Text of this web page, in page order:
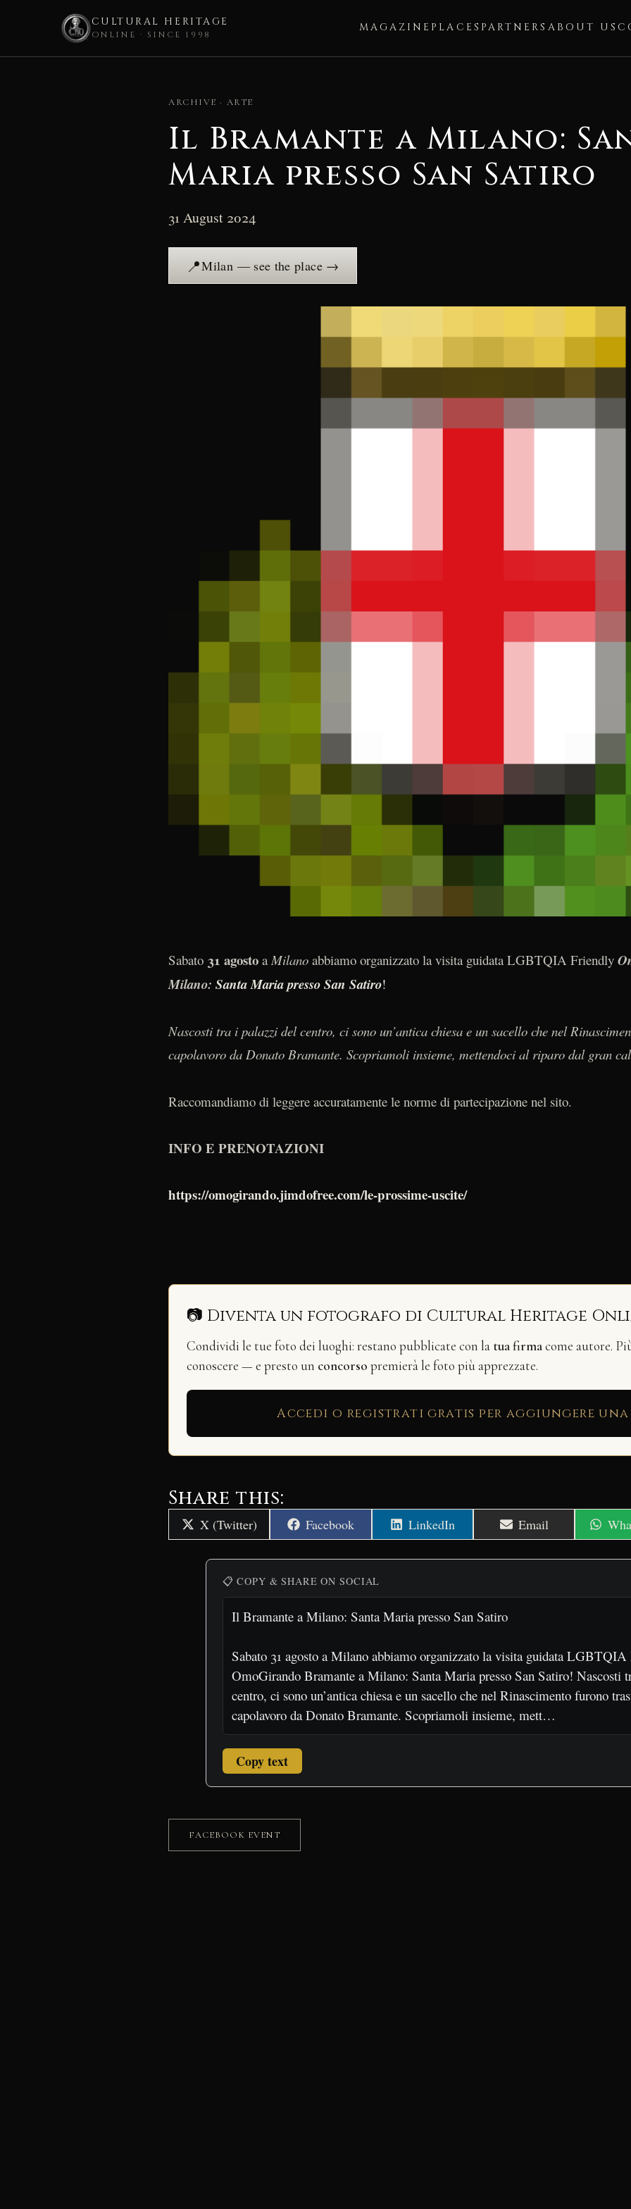
CULTURAL HERITAGE
ONLINE · SINCE 1998
MAGAZINE PLACES PARTNERS ABOUT US
ARCHIVE · ARTE
Il Bramante a Milano:
Maria presso San Satiro
31 August 2024
📍Milan — see the place →
Sabato 31 agosto a Milano abbiamo organizzato la visita guidata LGBTQIA Friendly
Milano: Santa Maria presso San Satiro!
Nascosti tra i palazzi del centro, ci sono un’antica chiesa e un sacello che nel
capolavoro da Donato Bramante. Scopriamoli insieme, mettendoci al riparo dal gran
Raccomandiamo di leggere accuratamente le norme di partecipazione nel sito.
INFO E PRENOTAZIONI
https://omogirando.jimdofree.com/le-prossime-uscite/
📷 Diventa un fotografo di Cultural Heritage
Condividi le tue foto dei luoghi: restano pubblicate con la tua firmacome autore.
conoscere — e presto un concorso premierà le foto più apprezzate.
Accedi o registrati gratis per aggiungere
Share this:
Share
on
X (Twitter) Share
on
Facebook Share
on
LinkedIn Share
on
Email
on
📋 COPY & SHARE ON SOCIAL
Copy text
FACEBOOK EVENT